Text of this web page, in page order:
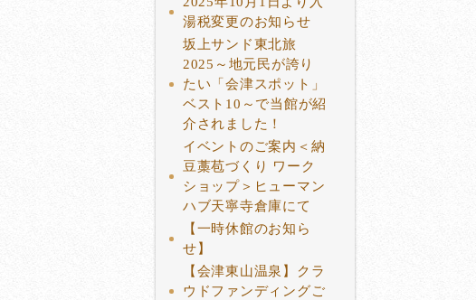
湯税変更のお知らせ
坂上サンド東北旅
2025～地元民が誇り
たい「会津スポット」
ベスト10～で当館が紹
介されました！
イベントのご案内＜納
豆藁苞づくり ワーク
ショップ＞ヒューマン
ハブ天寧寺倉庫にて
【一時休館のお知ら
せ】
【会津東山温泉】クラ
ウドファンディングご